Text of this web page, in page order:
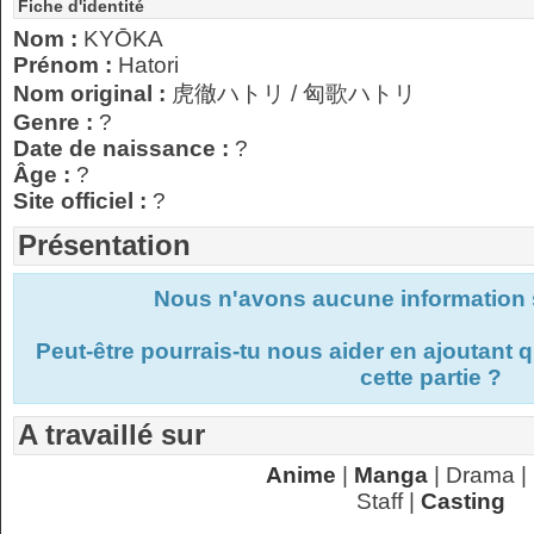
Fiche d'identité
Nom : KYŌKA
Prénom : Hatori
Nom original : 虎徹ハトリ / 匈歌ハトリ
Genre : ?
Date de naissance : ?
Âge : ?
Site officiel : ?
Présentation
Nous n'avons aucune
Peut-être pourrais-tu nous aider en ajoutant
cette partie ?
A travaillé sur
Anime Manga| Drama |
Staff | Casting